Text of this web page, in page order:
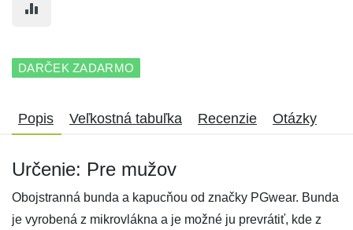
DARČEK ZADARMO
Popis Veľkostná tabuľka Recenzie Otázky
Určenie: Pre mužov
Obojstranná bunda a kapucňou od značky PGwear. Bunda
je vyrobená z mikrovlákna a je možné ju prevrátiť, kde z